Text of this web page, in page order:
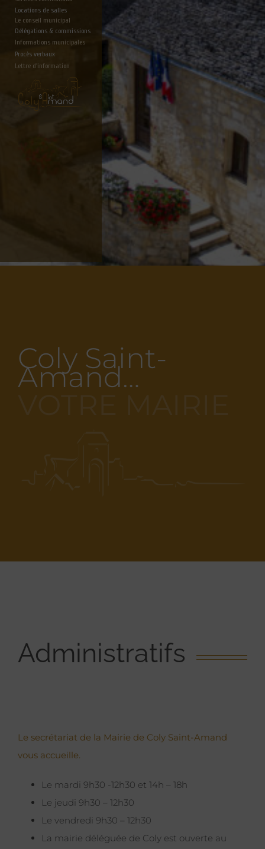
Locations de salles
Le conseil municipal
Délégations & commissions
Informations municipales
Lettre d'information
Procès verbaux
Coly Saint-
Amand…
Administratifs
Le secrétariat de la Mairie de Coly Saint-Amand
vous accueille.
Le mardi 9h30 -12h30 et 14h – 18h
Le jeudi 9h30 – 12h30
Le vendredi 9h30 – 12h30
La mairie déléguée de Coly est ouverte au